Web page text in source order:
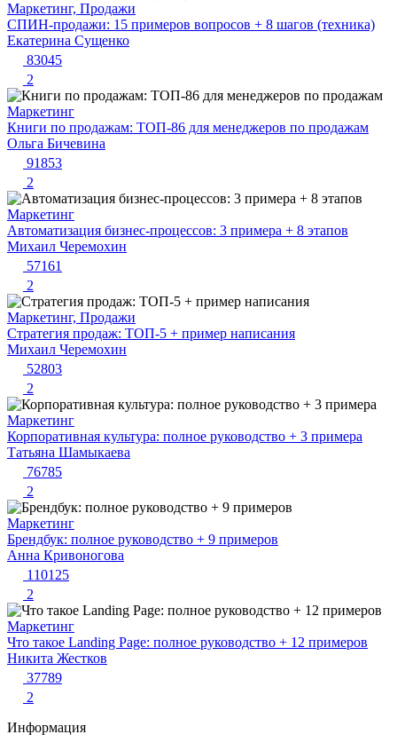
Маркетинг, Продажи
СПИН-продажи: 15 примеров вопросов + 8 шагов (техника)
Екатерина Сущенко
83045
2
Маркетинг
Книги по продажам: ТОП-86 для менеджеров по продажам
Ольга Бичевина
91853
2
Маркетинг
Автоматизация бизнес-процессов: 3 примера + 8 этапов
Михаил Черемохин
57161
2
Маркетинг, Продажи
Стратегия продаж: ТОП-5 + пример написания
Михаил Черемохин
52803
2
Маркетинг
Корпоративная культура: полное руководство + 3 примера
Татьяна Шамыкаева
76785
2
Маркетинг
Брендбук: полное руководство + 9 примеров
Анна Кривоногова
110125
2
Маркетинг
Что такое Landing Page: полное руководство + 12 примеров
Никита Жестков
37789
2
Информация